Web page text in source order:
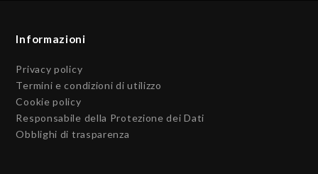
Informazioni
Privacy policy
Termini e condizioni di utilizzo
Cookie policy
Responsabile della Protezione dei Dati
Obblighi di trasparenza